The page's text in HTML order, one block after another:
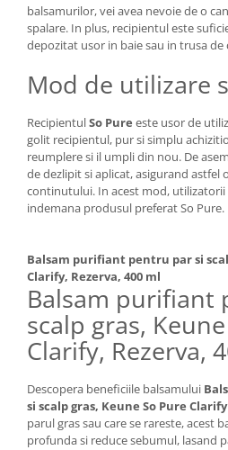
balsamurilor, vei avea nevoie de o
spalare. In plus, recipientul este
depozitat usor in baie sau in trusa de
Mod de utilizare
RecipientulSo Pure este usor de
golit recipientul, pur si simplu
reumplere si il umpli din nou. De
de dezlipit si aplicat, asigurand astfel
continutului. In acest mod,
indemana produsul preferat So Pure.
Balsam purifiant pentru par si
Clarify, Rezerva, 400 ml
Balsam purifiant
scalp gras,
Clarify, Rezerva,
Descopera beneficiile balsamului
si scalp gras, Keune So Pure Clarify
parul gras sau care se rareste, acest
profunda si reduce sebumul, lasand